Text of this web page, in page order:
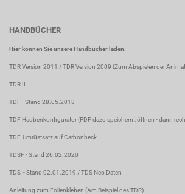
HANDBÜCHER
Hier können Sie unsere Handbücher laden.
TDR Version 2011 /TDR Version 2009 (Zum Abspielen der
TDR II
TDF - Stand 28.05.2018
TDF Haubenkonfigurator(PDF dazu speichern : öffnen - dann
TDF-Umrüstsatz auf Carbonheck
TDSF - Stand 26.02.2020
TDS - Stand 02.01.2019 /TDS Neo Daten
Anleitung zum Folienkleben (Am Beispiel des TDR)